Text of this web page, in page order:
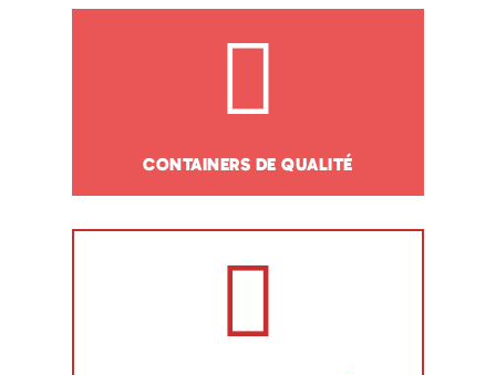
CONTAINERS DE QUALITÉ